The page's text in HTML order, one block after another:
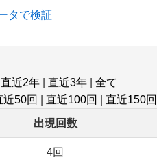
タで検証
直近2年 直近3年
全て
近50回 直近100回 直近150回
出現回数
4回